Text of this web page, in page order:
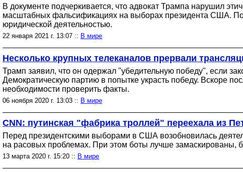
В документе подчеркивается, что адвокат Трампа нарушил
масштабных фальсификациях на выборах президента США.
юридической деятельностью.
22 января 2021 г. 13:07 :: В мире
Несколько крупных телеканалов прервали
Трамп заявил, что он одержал "убедительную победу", если
Демократическую партию в попытке украсть победу. Вскоре
необходимости проверить факты.
06 ноября 2020 г. 13:03 :: В мире
CNN: путинская "фабрика троллей" переехала из
Перед президентскими выборами в США возобновилась
на расовых проблемах. При этом боты лучше замаскированы,
13 марта 2020 г. 15:20 :: В мире